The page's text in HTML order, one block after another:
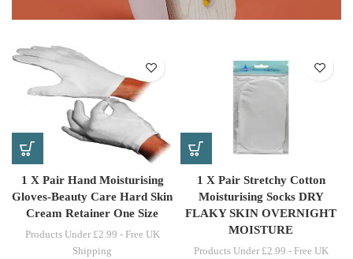
1 X Pair Hand Moisturising
Gloves-Beauty Care Hard Skin
Cream Retainer One Size
Products Under £2.99 - Free UK
Shipping
1 X Pair Stretchy Cotton
Moisturising Socks DRY
FLAKY SKIN OVERNIGHT
MOISTURE
Products Under £2.99 - Free UK